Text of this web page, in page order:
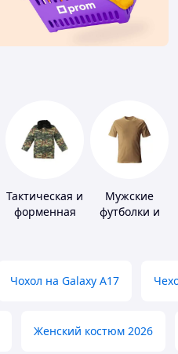
Тактическая и
форменная
Мужские
футболки и
Чохол на Galaxy A17
Женский костюм 2026